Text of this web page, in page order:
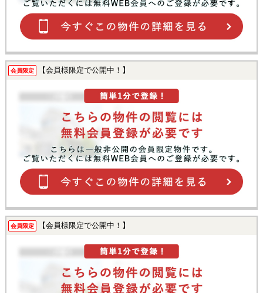
会員限定 【会員様限定で公開中！】
会員限定 【会員様限定で公開中！】